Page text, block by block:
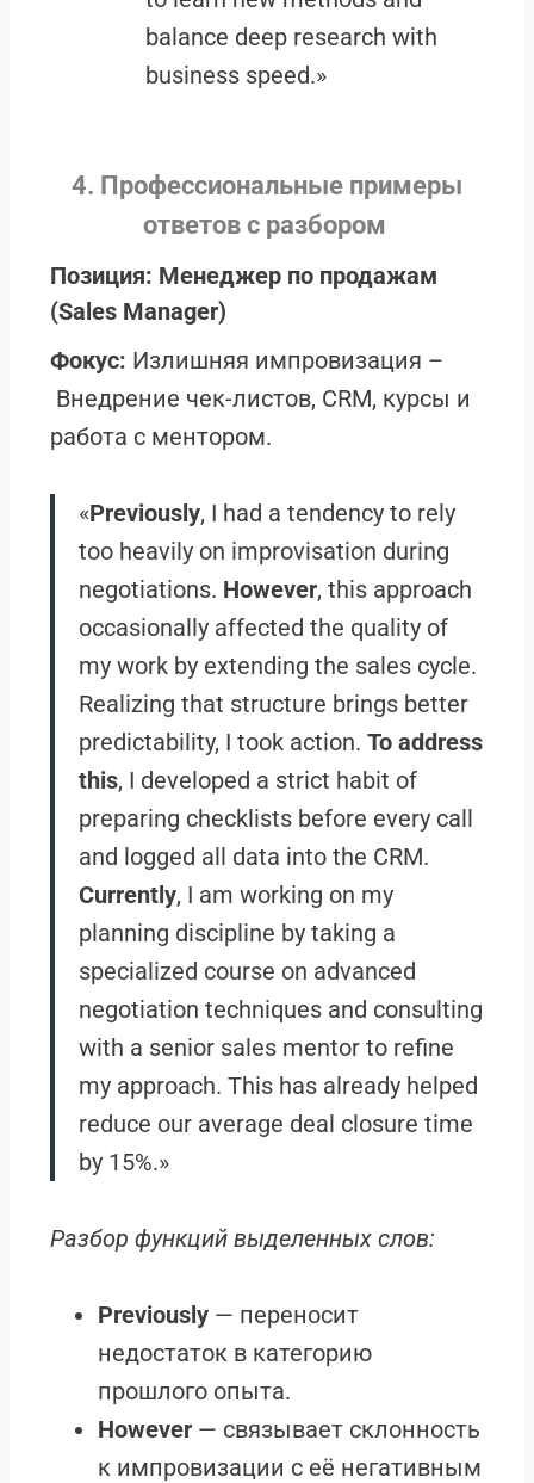
balance deep research with
business speed.»
4. Профессиональные примеры
ответов с разбором
Позиция: Менеджер по продажам
(Sales Manager)
Фокус: Излишняя импровизация –
Внедрение чек-листов, CRM, курсы и
работа с ментором.
«Previously, I had a tendency to rely
too heavily on improvisation during
negotiations. However, this approach
occasionally affected the quality of
my work by extending the sales cycle.
Realizing that structure brings better
predictability, I took action. To address
this, I developed a strict habit of
preparing checklists before every call
and logged all data into the CRM.
Currently, I am working on my
planning discipline by taking a
specialized course on advanced
negotiation techniques and consulting
with a senior sales mentor to refine
my approach. This has already helped
reduce our average deal closure time
by 15%.»
Разбор функций выделенных слов:
Previously — переносит
недостаток в категорию
прошлого опыта.
However — связывает склонность
к импровизации с её негативным